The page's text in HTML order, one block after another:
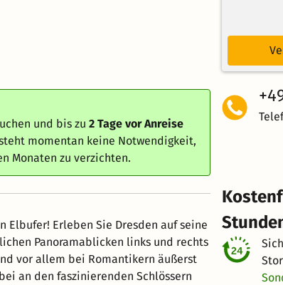
und bis zu2 Tage vor Anreise
momentan keine Notwendigkeit,
Monaten zu verzichten.
Elbufer! Erleben Sie Dresden auf seine
Panoramablicken links und rechts
vor allem bei Romantikern äußerst
an den faszinierenden Schlössern